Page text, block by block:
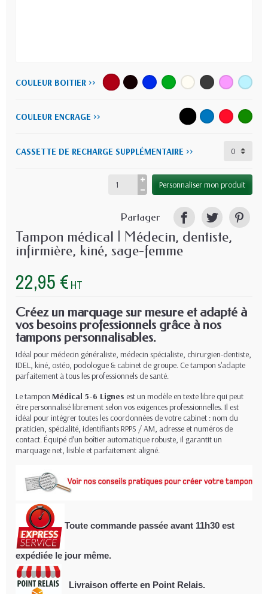
COULEUR BOITIER >>
COULEUR ENCRAGE >>
CASSETTE DE RECHARGE SUPPLÉMENTAIRE >>
Personnaliser mon produit
Partager
Tampon médical | Médecin, dentiste,
infirmière, kiné, sage-femme
22,95 € HT
Créez un marquage sur mesure et adapté à
vos besoins professionnels grâce à nos
tampons personnalisables.
Idéal pour médecin généraliste, médecin spécialiste, chirurgien-dentiste,
IDEL, kiné, ostéo, podologue & cabinet de groupe. Ce tampon s'adapte
parfaitement à tous les professionnels de santé.
Le tampon Médical 5-6 Lignes est un modèle en texte libre qui peut
être personnalisé librement selon vos exigences professionnelles. Il est
idéal pour intégrer toutes les coordonnées de votre cabinet : nom du
praticien, spécialité, identifiants RPPS / AM, adresse et numéros de
contact. Équipé d’un boîtier automatique robuste, il garantit un
marquage net, lisible et parfaitement aligné.
Toute commande passée avant 11h30 est
expédiée le jour même.
Livraison offerte en Point Relais.